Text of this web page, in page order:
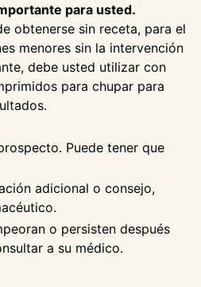
para usted.
obtenerse sin receta, para el
menores sin la intervención
debe usted utilizar con
para chupar para
Puede tener que
adicional o consejo,
o persisten después
a su médico.